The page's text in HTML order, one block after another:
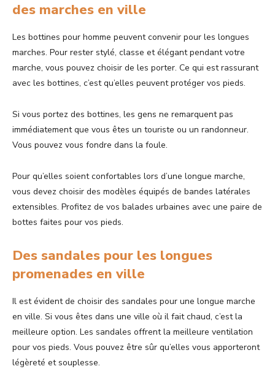
des marches en ville
Les bottines pour homme peuvent convenir pour les longues
marches. Pour rester stylé, classe et élégant pendant votre
marche, vous pouvez choisir de les porter. Ce qui est rassurant
avec les bottines, c’est qu’elles peuvent protéger vos pieds.
Si vous portez des bottines, les gens ne remarquent pas
immédiatement que vous êtes un touriste ou un randonneur.
Vous pouvez vous fondre dans la foule.
Pour qu’elles soient confortables lors d’une longue marche,
vous devez choisir des modèles équipés de bandes latérales
extensibles. Profitez de vos balades urbaines avec une paire de
bottes faites pour vos pieds.
Des sandales pour les longues
promenades en ville
Il est évident de choisir des sandales pour une longue marche
en ville. Si vous êtes dans une ville où il fait chaud, c’est la
meilleure option. Les sandales offrent la meilleure ventilation
pour vos pieds. Vous pouvez être sûr qu’elles vous apporteront
légèreté et souplesse.